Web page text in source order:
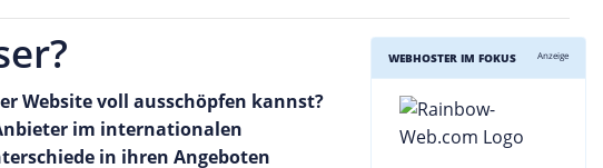
Website voll ausschöpfen kannst?
im internationalen
in ihren Angeboten
WEBHOSTER IM FOKUS Anzeige